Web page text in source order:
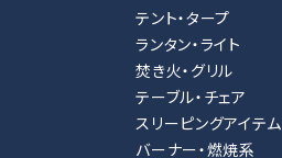
テント・タープ
ランタン・ライト
焚き火・グリル
テーブル・チェア
スリーピングアイテム
バーナー・燃焼系